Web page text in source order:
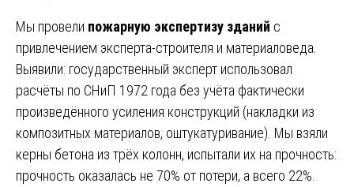
Мы провели пожарную экспертизу зданий с
привлечением эксперта-строителя и материаловеда.
Выявили: государственный эксперт использовал
расчёты по СНиП 1972 года без учёта фактически
произведённого усиления конструкций (накладки из
композитных материалов, оштукатуривание). Мы взяли
керны бетона из трёх колонн, испытали их на прочность:
прочность оказалась не 70% от потери, а всего 22%.